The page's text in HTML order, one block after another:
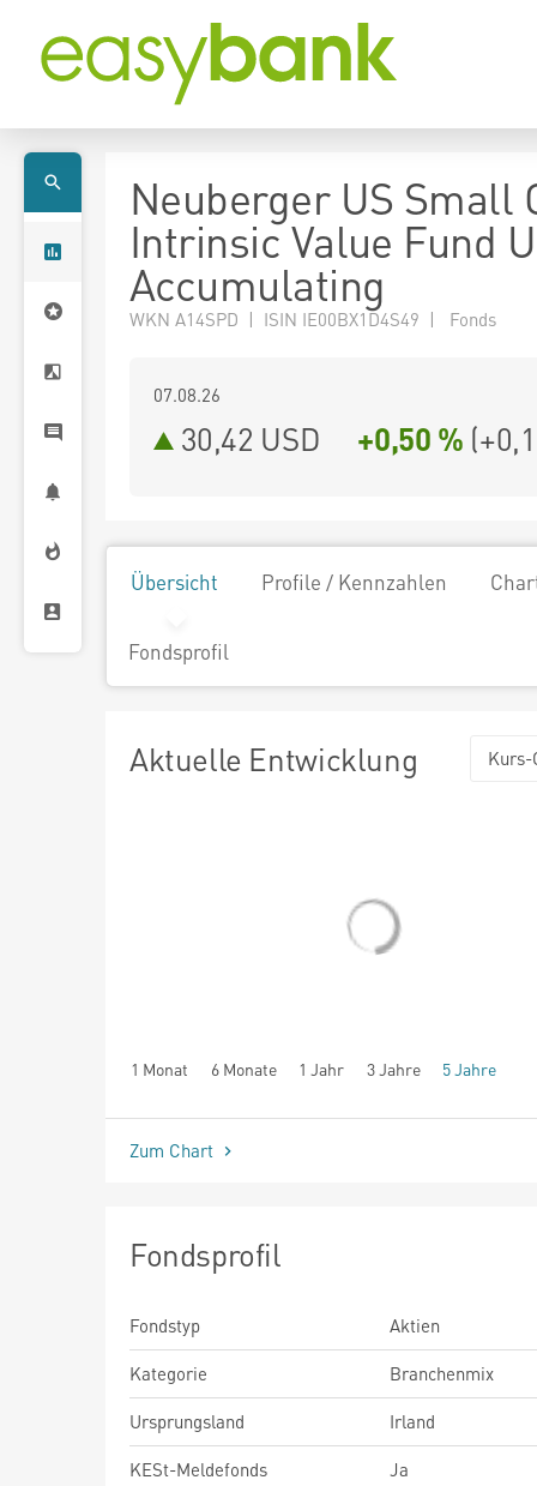
Neuberger US Small
Intrinsic Value Fund
Accumulating
WKN A14SPD | ISIN IE00BX1D4S49 | Fonds
07.08.26
30,42 USD +0,50 % (
Übersicht Profile / Kennzahlen
Fondsprofil
Aktuelle Entwicklung Kurs-
1 Monat 6 Monate 1 Jahr 3 Jahre 5 Jahre
seit Beginn
Zum Chart
Fondsprofil
Fondstyp
Aktien
Kategorie
Branchenmix
Ursprungsland
Irland
KESt-Meldefonds
Ja